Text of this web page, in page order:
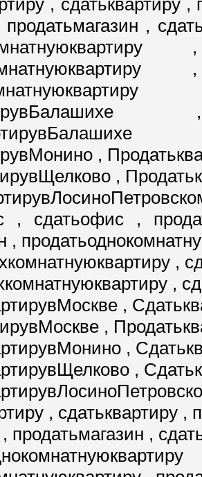
продатьмагазин ,
,
,
, сдатьофис ,
,
,
,
,
,
,
,
, сдатьквартиру
продатьмагазин ,